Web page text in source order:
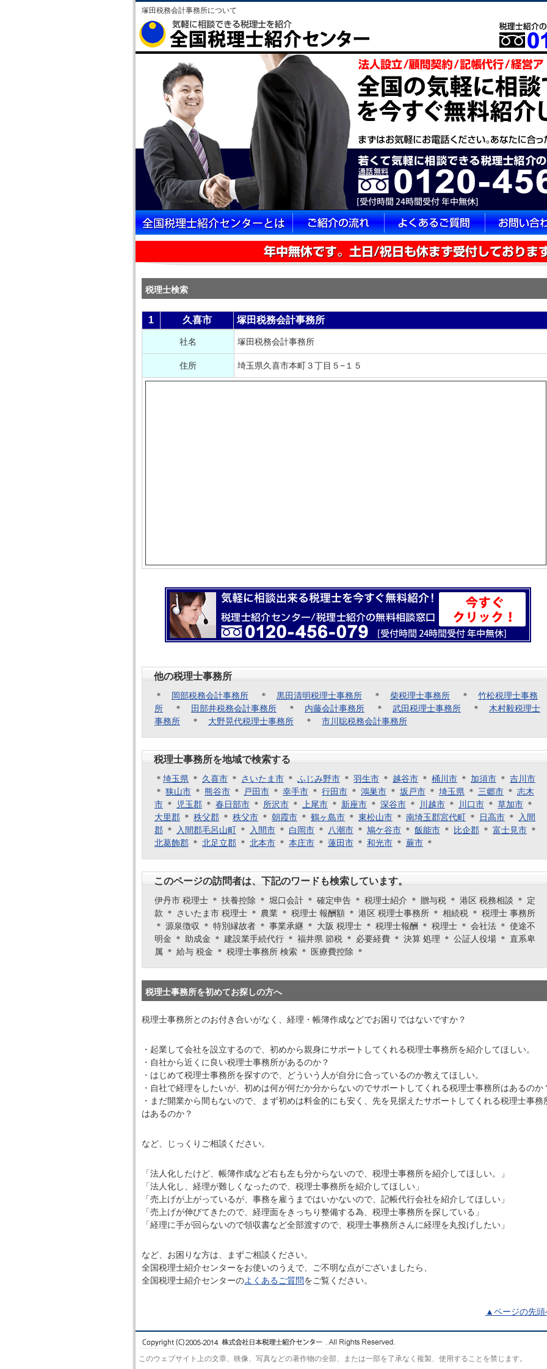
塚田税務会計事務所について
税理士検索
1 久喜市 塚田税務会計事務所
社名 塚田税務会計事務所
住所 埼玉県久喜市本町３丁目５−１５
他の税理士事務所
＊ 岡部税務会計事務所 ＊ 黒田清明税理士事務所 ＊ 柴税理士事務所 ＊ 竹松税理士事務
所 ＊ 田部井税務会計事務所 ＊ 内藤会計事務所 ＊ 武田税理士事務所 ＊ 木村毅税理士
事務所 ＊ 大野晃代税理士事務所 ＊ 市川聡税務会計事務所
税理士事務所を地域で検索する
＊ 埼玉県 ＊ 久喜市 ＊ さいたま市 ＊ ふじみ野市 ＊ 羽生市 ＊ 越谷市 ＊ 桶川市 ＊ 加須市 ＊ 吉川市
＊ 狭山市 ＊ 熊谷市 ＊ 戸田市 ＊ 幸手市 ＊ 行田市 ＊ 鴻巣市 ＊ 坂戸市 ＊ 埼玉県 ＊ 三郷市 ＊ 志木
市 ＊ 児玉郡 ＊ 春日部市 ＊ 所沢市 ＊ 上尾市 ＊ 新座市 ＊ 深谷市 ＊ 川越市 ＊ 川口市 ＊ 草加市 ＊
大里郡 ＊ 秩父郡 ＊ 秩父市 ＊ 朝霞市 ＊ 鶴ヶ島市 ＊ 東松山市 ＊ 南埼玉郡宮代町 ＊ 日高市 ＊
入間
郡 ＊ 入間郡毛呂山町 ＊ 入間市 ＊ 白岡市 ＊ 八潮市 ＊ 鳩ケ谷市 ＊ 飯能市 ＊ 比企郡 ＊ 富士見市 ＊
北葛飾郡 ＊ 北足立郡 ＊ 北本市 ＊ 本庄市 ＊ 蓮田市 ＊ 和光市 ＊ 蕨市 ＊
このページの訪問者は、下記のワードも検索しています。
伊丹市 税理士 ＊ 扶養控除 ＊ 堀口会計 ＊ 確定申告 ＊ 税理士紹介 ＊ 贈与税 ＊ 港区 税務相談 ＊ 定
款 ＊ さいたま市 税理士 ＊ 農業 ＊ 税理士 報酬額 ＊ 港区 税理士事務所 ＊ 相続税 ＊ 税理士 事務所
＊ 源泉徴収 ＊ 特別縁故者 ＊ 事業承継 ＊ 大阪 税理士 ＊ 税理士報酬 ＊ 税理士 ＊ 会社法 ＊ 使途不
明金 ＊ 助成金 ＊ 建設業手続代行 ＊ 福井県 節税 ＊ 必要経費 ＊ 決算 処理 ＊ 公証人役場 ＊ 直系卑
属 ＊ 給与 税金 ＊ 税理士事務所 検索 ＊ 医療費控除 ＊
税理士事務所を初めてお探しの方へ
税理士事務所とのお付き合いがなく、経理・帳簿作成などでお困りではないですか？
・起業して会社を設立するので、初めから親身にサポートしてくれる税理士事務所を紹介してほしい。
・自社から近くに良い税理士事務所があるのか？
・はじめて税理士事務所を探すので、どういう人が自分に合っているのか教えてほしい。
・自社で経理をしたいが、初めは何が何だか分からないのでサポートしてくれる税理士事務所はあるのか
・まだ開業から間もないので、まず初めは料金的にも安く、先を見据えたサポートしてくれる税理士事務
はあるのか？
など、じっくりご相談ください。
「法人化したけど、帳簿作成など右も左も分からないので、税理士事務所を紹介してほしい。」
「法人化し、経理が難しくなったので、税理士事務所を紹介してほしい」
「売上げが上がっているが、事務を雇うまではいかないので、記帳代行会社を紹介してほしい」
「売上げが伸びてきたので、経理面をきっちり整備する為、税理士事務所を探している」
「経理に手が回らないので領収書など全部渡すので、税理士事務所さんに経理を丸投げしたい」
など、お困りな方は、まずご相談ください。
全国税理士紹介センターをお使いのうえで、ご不明な点がございましたら、
全国税理士紹介センターのよくあるご質問をご覧ください。
▲ページの先頭
このウェブサイト上の文章、映像、写真などの著作物の全部、または一部を了承なく複製、使用することを禁じます。